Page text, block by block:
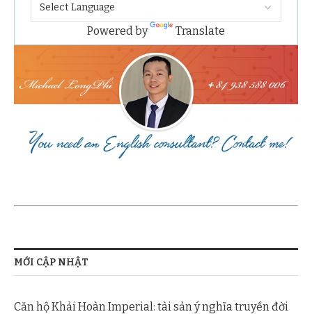
Powered by Translate
MỚI CẬP NHẬT
Căn hộ Khải Hoàn Imperial: tài sản ý nghĩa truyền đời